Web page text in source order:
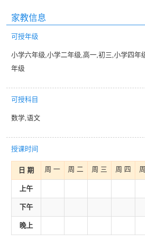
家教信息
可授年级
小学六年级,小学二年级,高一,初三,小学四年
年级
可授科目
数学,语文
授课时间
日 期 周 一 周 二 周 三 周 四
上午
下午
晚上